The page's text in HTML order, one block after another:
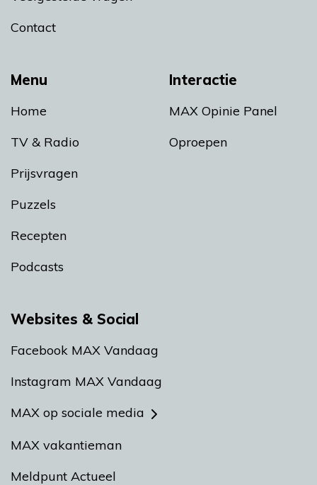
Menu
Home
TV & Radio
Prijsvragen
Puzzels
Recepten
Podcasts
Interactie
MAX Opinie Panel
Oproepen
Contact
Websites & Social
Facebook MAX Vandaag
Instagram MAX Vandaag
MAX op sociale media
MAX vakantieman
Meldpunt Actueel